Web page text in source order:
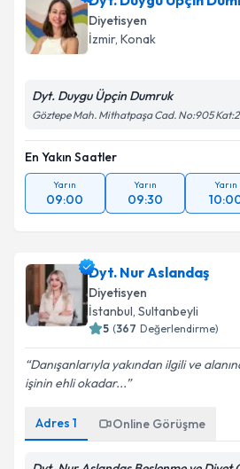
Dyt. Duygu Üpçin
Diyetisyen
İzmir, Konak
Dyt. Duygu Üpçin Dumruk
Göztepe Mah. Mithatpaşa Cad. No:905 Kat:2
En Yakın Saatler
Yarın
09:00
Yarın
09:30
Yarın
Dyt. Nur Aslandaş
Diyetisyen
İstanbul, Sultanbeyli
( Değerlendirme)
Danışanlarıyla yakından ilgili ve
işinin ehli okadar...
Adres 1 Online Görüşme